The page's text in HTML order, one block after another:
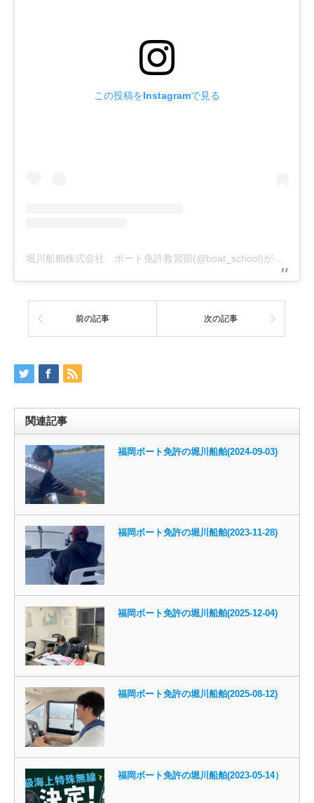
この投稿をInstagramで見る
前の記事 次の記事
関連記事
福岡ボート免許の堀川船舶(2024-09-03)
福岡ボート免許の堀川船舶(2023-11-28)
福岡ボート免許の堀川船舶(2025-12-04)
福岡ボート免許の堀川船舶(2025-08-12)
福岡ボート免許の堀川船舶(2023-05-14）